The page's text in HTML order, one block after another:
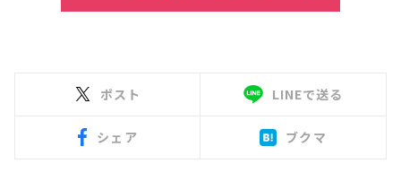
ポスト LINEで送る
シェア ブクマ